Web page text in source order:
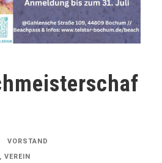
VORSTAND
, VEREIN